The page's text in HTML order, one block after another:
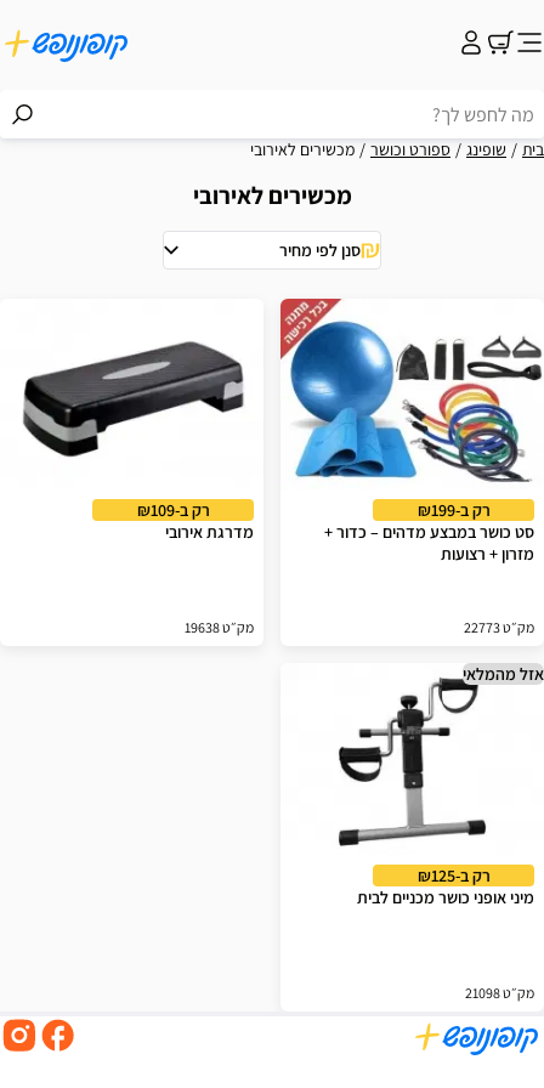
בית שופינג ספורט וכושר מכשירים לאירובי
מכשירים לאירובי
סנן לפי מחיר
רק ב-₪199
סט כושר במבצע מדהים – כדור +
מזרון + רצועות
מק״ט 22773
רק ב-₪109
מדרגת אירובי
מק״ט 19638
אזל מהמלאי
רק ב-₪125
מיני אופני כושר מכניים לבית
מק״ט 21098